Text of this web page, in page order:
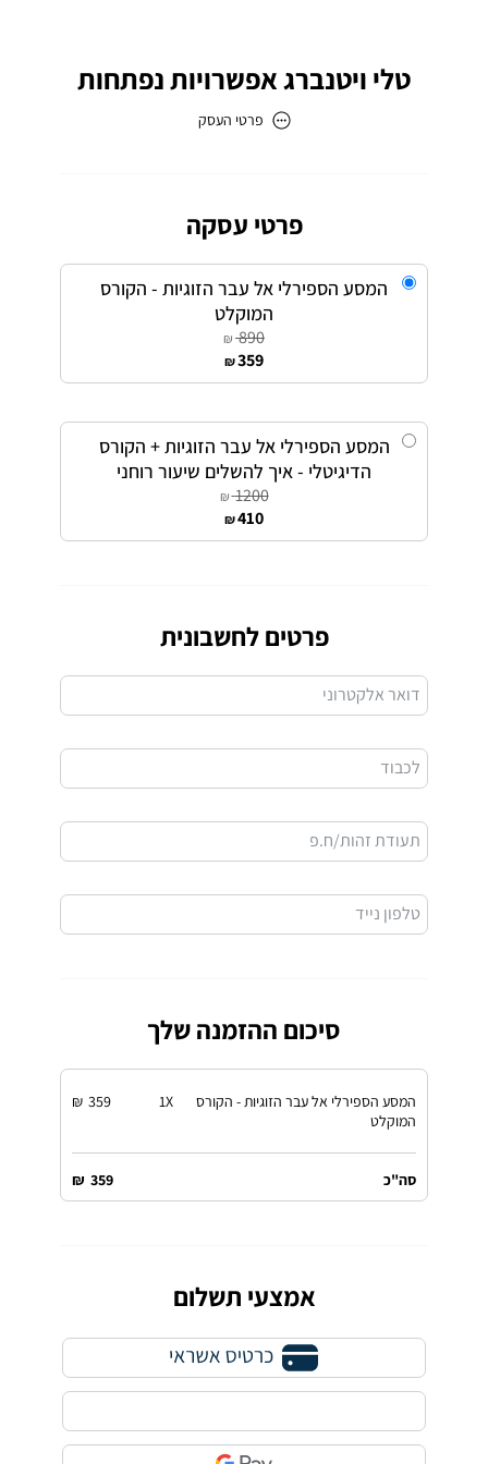
טלי ויטנברג אפשרויות נפתחות
פרטי העסק
דוא״ל
פרטי עסקה
המסע הספירלי אל עבר הזוגיות - הקורס
המוקלט
890
₪
359
₪
המסע הספירלי אל עבר הזוגיות + הקורס
הדיגיטלי - איך להשלים שיעור רוחני
1200
₪
410
₪
פרטים לחשבונית
דואר אלקטרוני
לכבוד
תעודת זהות/ח.פ
טלפון נייד
סיכום ההזמנה שלך
המסע הספירלי אל עבר הזוגיות - הקורס
המוקלט
X
1
359
₪
סה"כ 359
₪
אמצעי תשלום